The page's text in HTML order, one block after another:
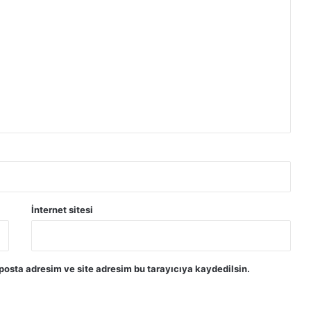
İnternet sitesi
adresim ve site adresim bu tarayıcıya kaydedilsin.